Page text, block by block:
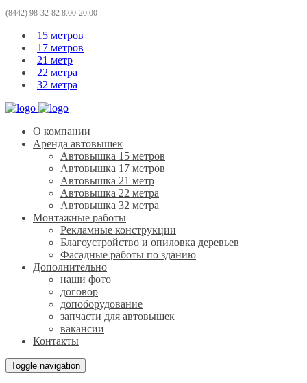
(8442) 98-32-82 8.00-20.00
15 метров
17 метров
21 метр
22 метра
32 метра
О компании
Аренда автовышек
Автовышка 15 метров
Автовышка 17 метров
Автовышка 21 метр
Автовышка 22 метра
Автовышка 32 метра
Монтажные работы
Рекламные конструкции
Благоустройство и опиловка деревьев
Фасадные работы по зданию
Дополнительно
наши фото
договор
допоборудование
запчасти для автовышек
вакансии
Контакты
Toggle navigation